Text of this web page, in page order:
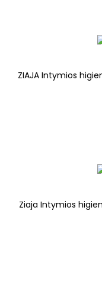
ZIAJA Intymios
Ziaja Intymios